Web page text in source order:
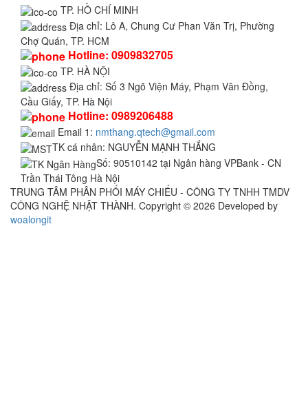
TP. HỒ CHÍ MINH
Địa chỉ: Lô A, Chung Cư Phan Văn Trị, Phường
Chợ Quán, TP. HCM
Hotline: 0909832705
TP. HÀ NỘI
Địa chỉ: Số 3 Ngõ Viện Máy, Phạm Văn Đồng,
Cầu Giấy, TP. Hà Nội
Hotline: 0989206488
Email 1: nmthang.qtech@gmail.com
TK cá nhân: NGUYỄN MẠNH THẮNG
Số: 90510142 tại Ngân hàng VPBank - CN
Trần Thái Tông Hà Nội
TRUNG TÂM PHÂN PHỐI MÁY CHIẾU - CÔNG TY TNHH TMDV
CÔNG NGHỆ NHẬT THÀNH. Copyright © 2026 Developed by
woalongit